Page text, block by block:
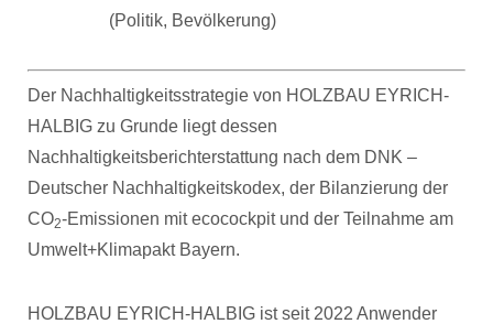
(Politik, Bevölkerung)
Der Nachhaltigkeitsstrategie von HOLZBAU EYRICH-
HALBIG zu Grunde liegt dessen
Nachhaltigkeitsberichterstattung nach dem DNK –
Deutscher Nachhaltigkeitskodex, der Bilanzierung der
CO2-Emissionen mit ecocockpit und der Teilnahme am
Umwelt+Klimapakt Bayern.
HOLZBAU EYRICH-HALBIG ist seit 2022 Anwender